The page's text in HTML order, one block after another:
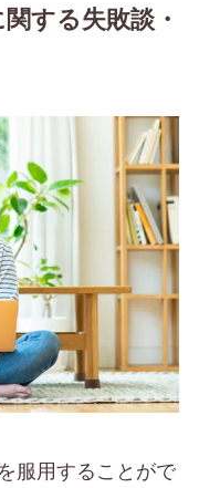
する失敗談・
服用することがで